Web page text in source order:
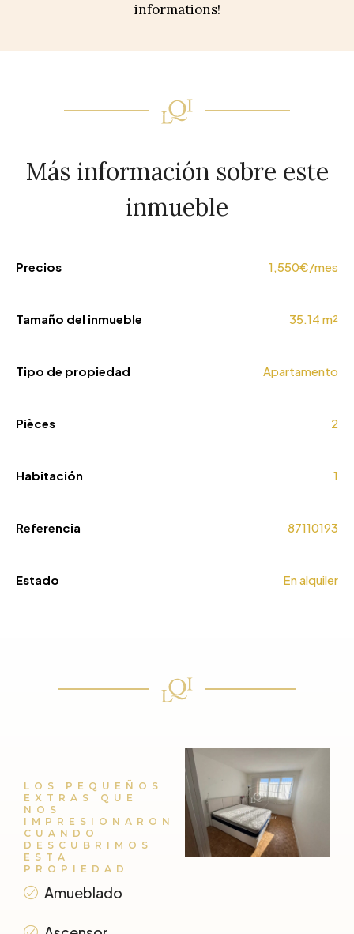
informations!
Más información sobre este
inmueble
Precios 1,550€/mes
Tamaño del inmueble 35.14 m²
Tipo de propiedad Apartamento
Pièces 2
Habitación 1
Referencia 87110193
Estado En alquiler
LOS PEQUEÑOS
EXTRAS QUE
NOS
IMPRESIONARON
CUANDO
DESCUBRIMOS
ESTA
PROPIEDAD
Amueblado